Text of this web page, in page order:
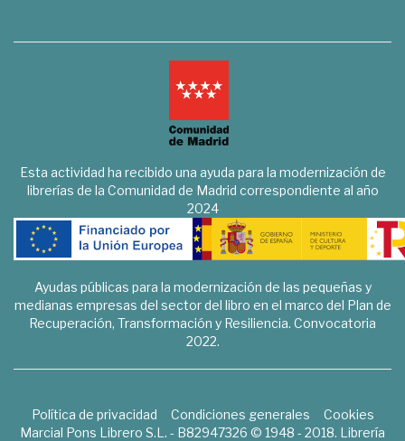
Esta actividad ha recibido una ayuda para la modernización de
librerías de la Comunidad de Madrid correspondiente al año
2024
Ayudas públicas para la modernización de las pequeñas y
medianas empresas del sector del libro en el marco del Plan de
Recuperación, Transformación y Resiliencia. Convocatoria
2022.
Política de privacidad Condiciones generales
Cookies
Marcial Pons Librero S.L. - B82947326 © 1948 - 2018. Librería